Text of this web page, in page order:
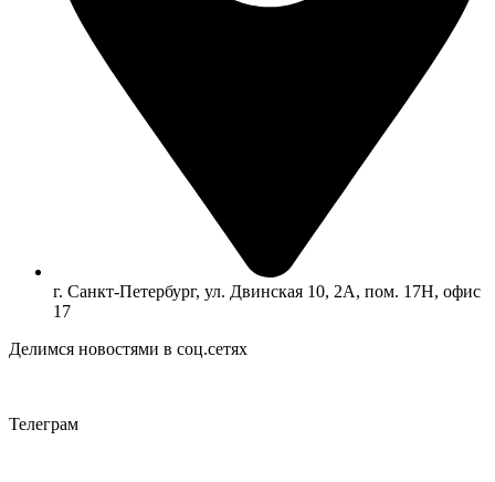
г. Санкт-Петербург, ул. Двинская 10, 2А, пом. 17Н, офис
17
Делимся новостями в соц.сетях
Телеграм